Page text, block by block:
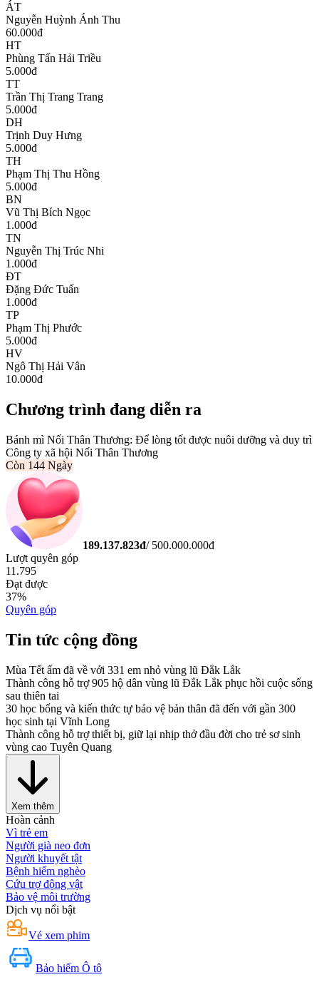
ÁT
Nguyễn Huỳnh Ánh Thu
60.000đ
HT
Phùng Tấn Hải Triều
5.000đ
TT
Trần Thị Trang Trang
5.000đ
DH
Trịnh Duy Hưng
5.000đ
TH
Phạm Thị Thu Hồng
5.000đ
BN
Vũ Thị Bích Ngọc
1.000đ
TN
Nguyễn Thị Trúc Nhi
1.000đ
ĐT
Đặng Đức Tuấn
1.000đ
TP
Phạm Thị Phước
5.000đ
HV
Ngô Thị Hải Vân
10.000đ
Chương trình đang diễn ra
Bánh mì Nối Thân Thương: Để lòng tốt được nuôi dưỡng và duy trì
Công ty xã hội Nối Thân Thương
Còn 144 Ngày
189.137.823đ/ 500.000.000đ
Lượt quyên góp
11.795
Đạt được
37%
Quyên góp
Tin tức cộng đồng
Mùa Tết ấm đã về với 331 em nhỏ vùng lũ Đắk Lắk
Thành công hỗ trợ 905 hộ dân vùng lũ Đắk Lắk phục hồi cuộc sống
sau thiên tai
30 học bổng và kiến thức tự bảo vệ bản thân đã đến với gần 300
học sinh tại Vĩnh Long
Thành công hỗ trợ thiết bị, giữ lại nhịp thở đầu đời cho trẻ sơ sinh
vùng cao Tuyên Quang
Xem thêm
Hoàn cảnh
Vì trẻ em
Người già neo đơn
Người khuyết tật
Bệnh hiểm nghèo
Cứu trợ động vật
Bảo vệ môi trường
Dịch vụ nổi bật
Vé xem phim
Bảo hiểm Ô tô